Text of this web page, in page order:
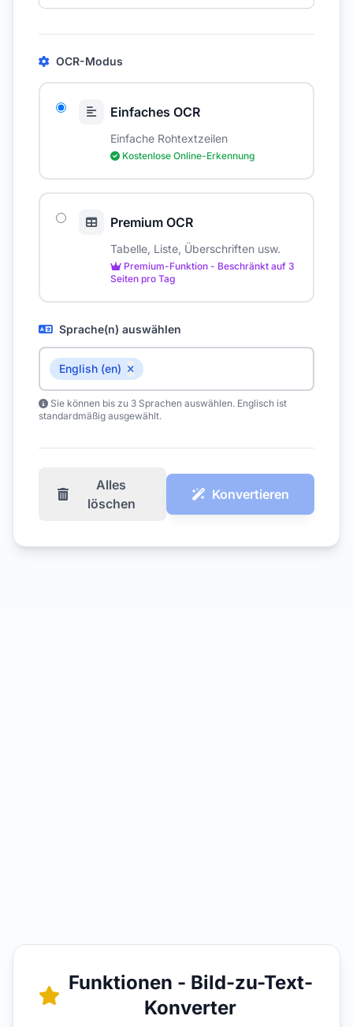
OCR-Modus
Einfaches OCR
Einfache Rohtextzeilen
Kostenlose Online-Erkennung
Premium OCR
Tabelle, Liste, Überschriften usw.
Premium-Funktion - Beschränkt auf 3
Seiten pro Tag
Sprache(n) auswählen
English (en)
Sie können bis zu 3 Sprachen auswählen. Englisch ist
standardmäßig ausgewählt.
Alles
löschen
Konvertieren
Funktionen - Bild-zu-Text-
Konverter